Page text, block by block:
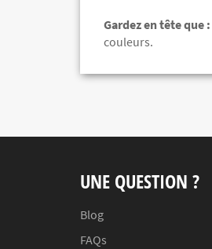
Gardez en tête que :
couleurs.
UNE QUESTION ?
Blog
FAQs